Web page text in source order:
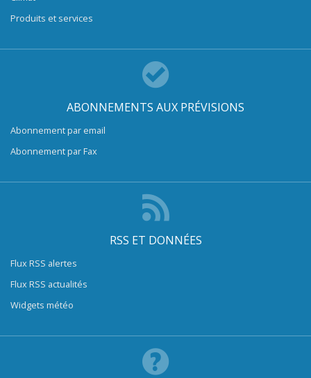
Produits et services
ABONNEMENTS AUX PRÉVISIONS
Abonnement par email
Abonnement par Fax
RSS ET DONNÉES
Flux RSS alertes
Flux RSS actualités
Widgets météo